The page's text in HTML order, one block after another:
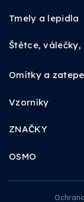
Tmely a lepidla
Štětce,
Omítky a
Vzorníky
ZNAČKY
OSMO